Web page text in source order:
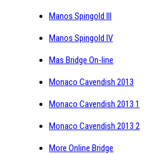
Manos Spingold III
Manos Spingold IV
Mas Bridge On-line
Monaco Cavendish 2013
Monaco Cavendish 2013 1
Monaco Cavendish 2013 2
More Online Bridge